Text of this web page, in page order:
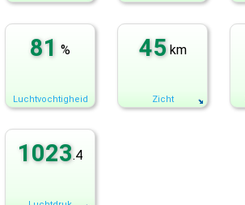
81 %
Luchtvochtigheid
45 km
Zicht
1023.4